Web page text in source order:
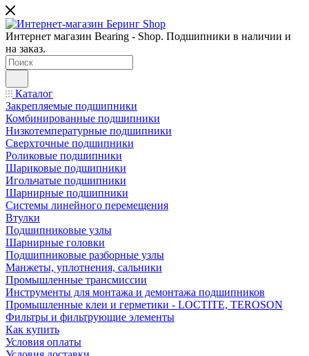
Интернет магазин Bearing - Shop. Подшипники в наличии и
на заказ.
Каталог
Закрепляемые подшипники
Комбинированные подшипники
Низкотемпературные подшипники
Сверхточные подшипники
Роликовые подшипники
Шариковые подшипники
Игольчатые подшипники
Шарнирные подшипники
Системы линейного перемещения
Втулки
Подшипниковые узлы
Шарнирные головки
Подшипниковые разборные узлы
Манжеты, уплотнения, сальники
Промышленные трансмиссии
Инструменты для монтажа и демонтажа подшипников
Промышленные клеи и герметики - LOCTITE, TEROSON
Фильтры и фильтрующие элементы
Как купить
Условия оплаты